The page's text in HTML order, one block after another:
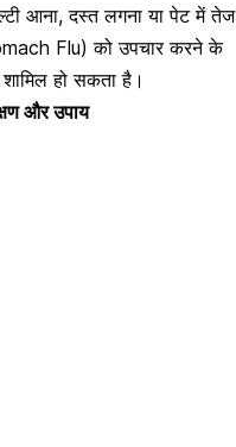
आना, दस्त लगना या पेट में तेज
Flu) को उपचार करने के
हो सकता है।
और उपाय